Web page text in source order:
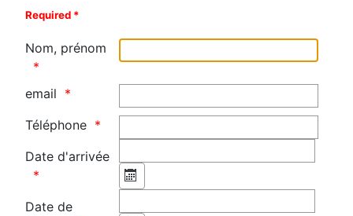
Required *
Nom, prénom
email
Téléphone
Date d'arrivée
Date de